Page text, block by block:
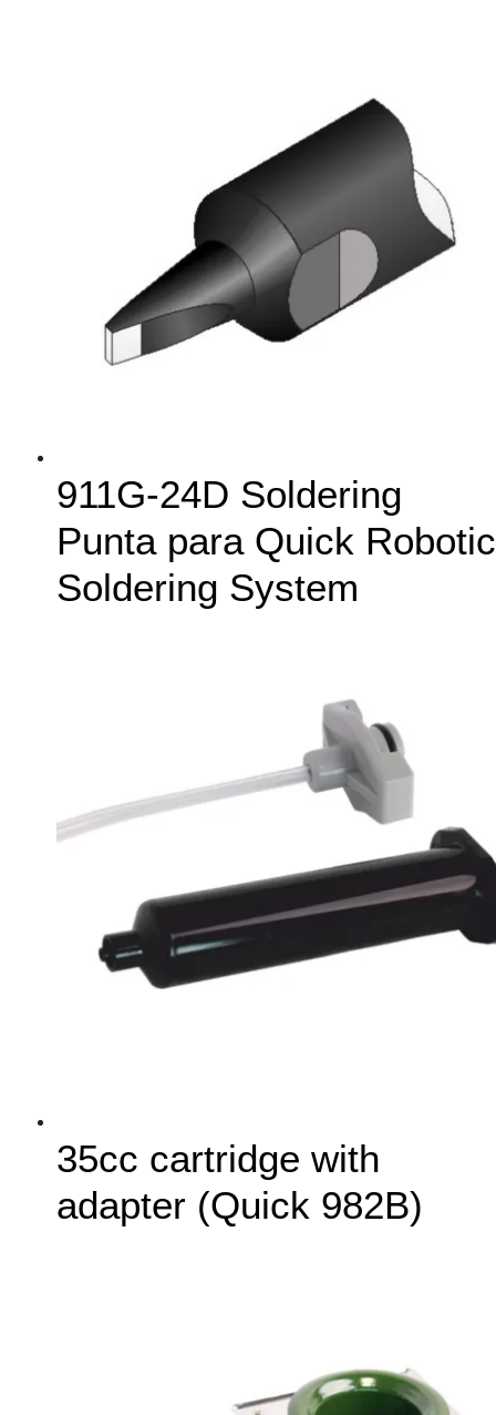
911G-24D Soldering
Punta para Quick Robotic
Soldering System
35cc cartridge with
adapter (Quick 982B)